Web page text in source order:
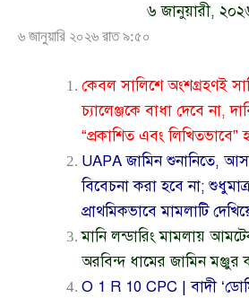
৬ জানুয়ারী,
৬ জানুয়ারি ২০২৬ রাত ৯:৫০
কেবল সালিশে অংশগ্রহণই
চ্যালেঞ্জকে বাধা দেবে না,
“প্রকাশিত এবং লিখিতভাবে”
UAPA জামিন শুনানিতে,
বিবেচনা করা হবে না;
প্রাথমিকভাবে মামলাটি
মানি লন্ডারিং মামলায়
অরবিন্দ ধামের জামিন মঞ্জুর
O 1 R 10 CPC | বাদী